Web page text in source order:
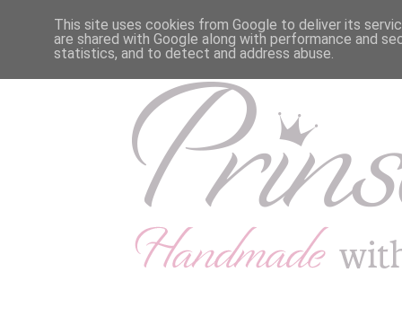
This site uses cookies from Google to deliver its
are shared with Google along with performance and
statistics, and to detect and address abuse.